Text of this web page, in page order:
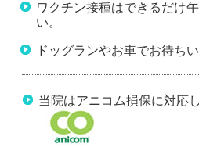
ワクチン接種はできるだけ
い。
ドッグランやお車でお待ち
当院はアニコム損保に対応